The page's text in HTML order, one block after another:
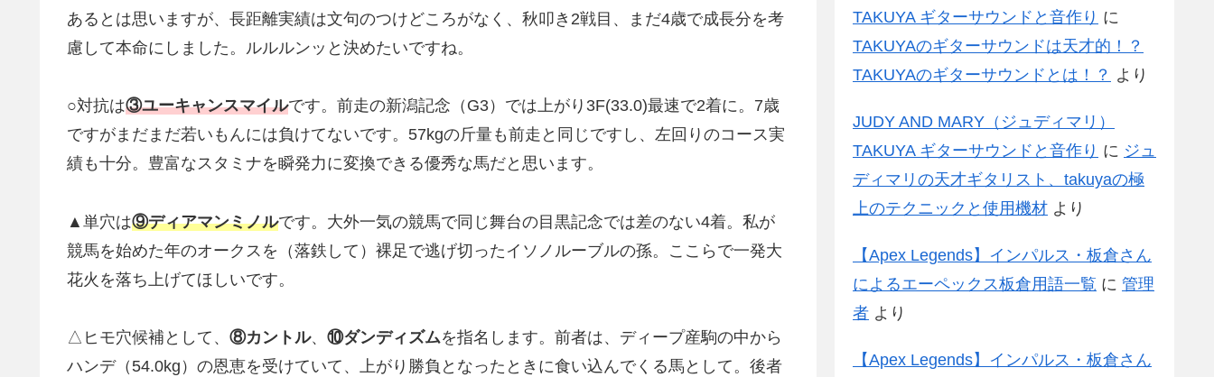
あるとは思いますが、長距離実績は文句のつけどころがなく、秋叩き2戦目、まだ4歳で成長分を考
慮して本命にしました。ルルルンッと決めたいですね。
○対抗は③ユーキャンスマイルです。前走の新潟記念（G3）では上がり3F(33.0)最速で2着に。7歳
ですがまだまだ若いもんには負けてないです。57kgの斤量も前走と同じですし、左回りのコース実
績も十分。豊富なスタミナを瞬発力に変換できる優秀な馬だと思います。
▲単穴は⑨ディアマンミノルです。大外一気の競馬で同じ舞台の目黒記念では差のない4着。私が
競馬を始めた年のオークスを（落鉄して）裸足で逃げ切ったイソノルーブルの孫。ここらで一発大
花火を落ち上げてほしいです。
△ヒモ穴候補として、 ⑧カントル、 ⑩ダンディズムを指名します。前者は、ディープ産駒の中から
ハンデ（54.0kg）の恩恵を受けていて、上がり勝負となったときに食い込んでくる馬として。後者
TAKUYA ギターサウンドと音作り に
TAKUYAのギターサウンドは天才的！？
TAKUYAのギターサウンドとは！？ より
JUDY AND MARY（ジュディマリ）
TAKUYA ギターサウンドと音作り に ジュ
ディマリの天才ギタリスト、takuyaの極
上のテクニックと使用機材 より
【Apex Legends】インパルス・板倉さん
によるエーペックス板倉用語一覧 に 管理
者 より
【Apex Legends】インパルス・板倉さん